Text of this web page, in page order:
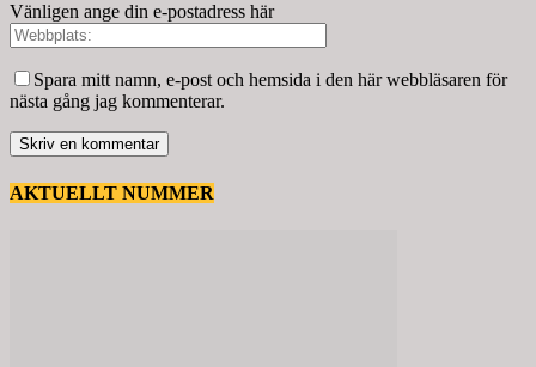
Vänligen ange din e-postadress här
Spara mitt namn, e-post och hemsida i den här webbläsaren för
nästa gång jag kommenterar.
AKTUELLT NUMMER